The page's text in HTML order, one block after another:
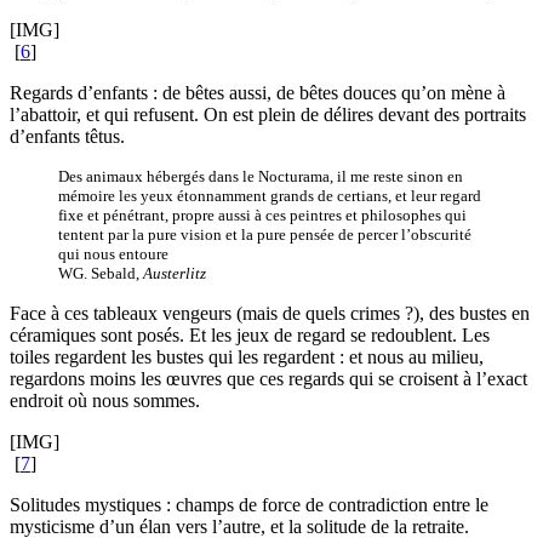
[IMG]
[6]
Regards d’enfants : de bêtes aussi, de bêtes douces qu’on mène à
l’abattoir, et qui refusent. On est plein de délires devant des portraits
d’enfants têtus.
Des animaux hébergés dans le Nocturama, il me reste sinon en
mémoire les yeux étonnamment grands de certians, et leur regard
fixe et pénétrant, propre aussi à ces peintres et philosophes qui
tentent par la pure vision et la pure pensée de percer l’obscurité
qui nous entoure
WG. Sebald, Austerlitz
Face à ces tableaux vengeurs (mais de quels crimes ?), des bustes en
céramiques sont posés. Et les jeux de regard se redoublent. Les
toiles regardent les bustes qui les regardent : et nous au milieu,
regardons moins les œuvres que ces regards qui se croisent à l’exact
endroit où nous sommes.
[IMG]
[7]
Solitudes mystiques : champs de force de contradiction entre le
mysticisme d’un élan vers l’autre, et la solitude de la retraite.